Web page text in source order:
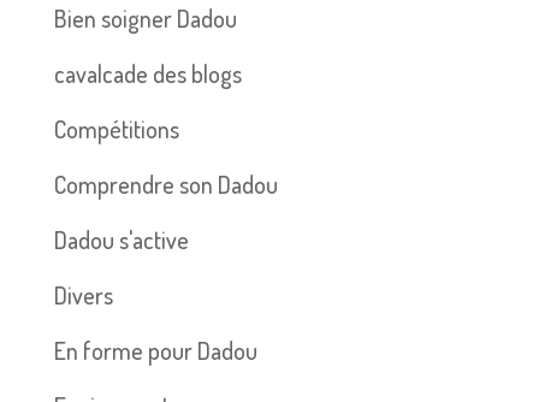
Bien soigner Dadou
cavalcade des blogs
Compétitions
Comprendre son Dadou
Dadou s'active
Divers
En forme pour Dadou